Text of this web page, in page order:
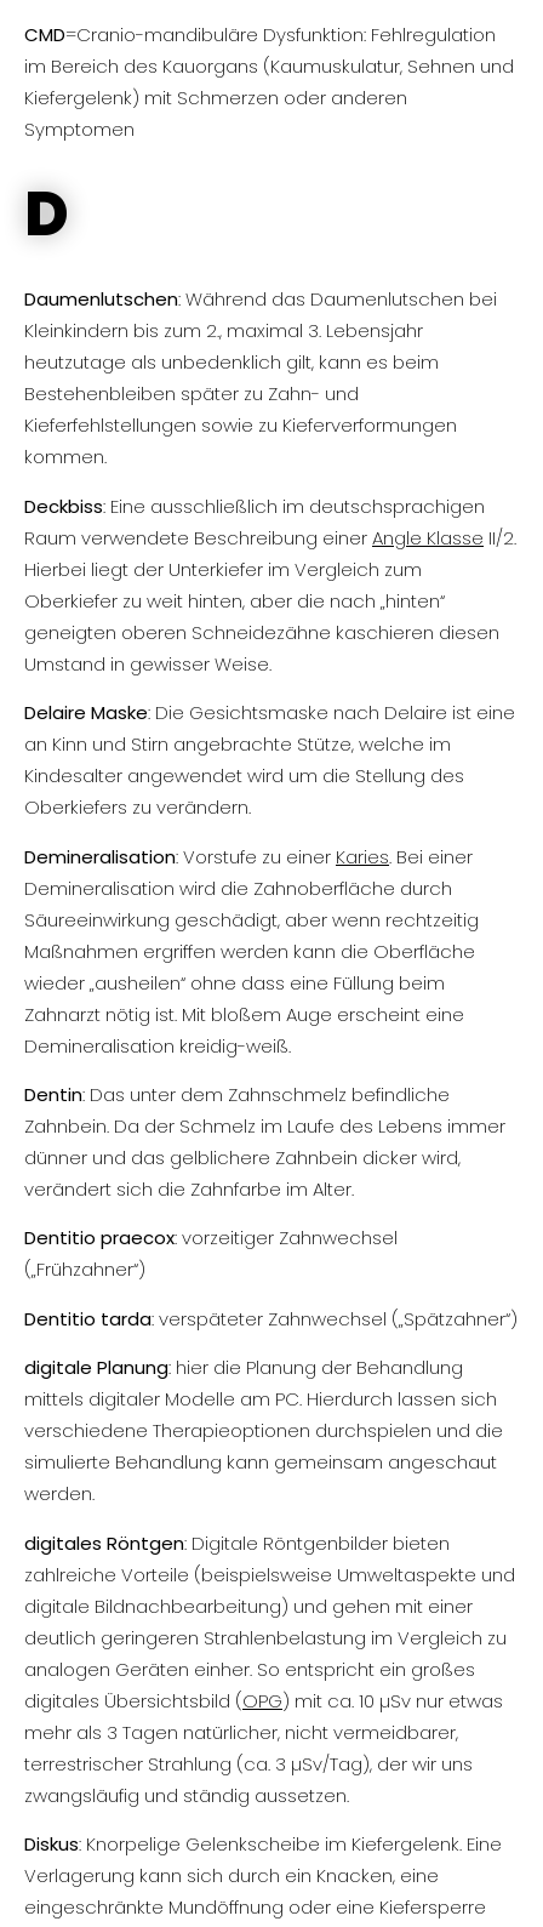
CMD=Cranio-mandibuläre Dysfunktion: Fehlregulation
im Bereich des Kauorgans (Kaumuskulatur, Sehnen und
Kiefergelenk) mit Schmerzen oder anderen
Symptomen
D
Daumenlutschen: Während das Daumenlutschen bei
Kleinkindern bis zum 2., maximal 3. Lebensjahr
heutzutage als unbedenklich gilt, kann es beim
Bestehenbleiben später zu Zahn- und
Kieferfehlstellungen sowie zu Kieferverformungen
kommen.
Deckbiss: Eine ausschließlich im deutschsprachigen
Raum verwendete Beschreibung einerAngle Klasse II/2.
Hierbei liegt der Unterkiefer im Vergleich zum
Oberkiefer zu weit hinten, aber die nach „hinten“
geneigten oberen Schneidezähne kaschieren diesen
Umstand in gewisser Weise.
Delaire Maske: Die Gesichtsmaske nach Delaire ist eine
an Kinn und Stirn angebrachte Stütze, welche im
Kindesalter angewendet wird um die Stellung des
Oberkiefers zu verändern.
Demineralisation: Vorstufe zu einer Karies. Bei einer
Demineralisation wird die Zahnoberfläche durch
Säureeinwirkung geschädigt, aber wenn rechtzeitig
Maßnahmen ergriffen werden kann die Oberfläche
wieder „ausheilen“ ohne dass eine Füllung beim
Zahnarzt nötig ist. Mit bloßem Auge erscheint eine
Demineralisation kreidig-weiß.
Dentin: Das unter dem Zahnschmelz befindliche
Zahnbein. Da der Schmelz im Laufe des Lebens immer
dünner und das gelblichere Zahnbein dicker wird,
verändert sich die Zahnfarbe im Alter.
Dentitio praecox: vorzeitiger Zahnwechsel
(„Frühzahner“)
Dentitio tarda: verspäteter Zahnwechsel („Spätzahner“)
digitale Planung: hier die Planung der Behandlung
mittels digitaler Modelle am PC. Hierdurch lassen sich
verschiedene Therapieoptionen durchspielen und die
simulierte Behandlung kann gemeinsam angeschaut
werden.
digitales Röntgen: Digitale Röntgenbilder bieten
zahlreiche Vorteile (beispielsweise Umweltaspekte und
digitale Bildnachbearbeitung) und gehen mit einer
deutlich geringeren Strahlenbelastung im Vergleich zu
analogen Geräten einher. So entspricht ein großes
digitales Übersichtsbild (OPG) mit ca. 10 µSv nur etwas
mehr als 3 Tagen natürlicher, nicht vermeidbarer,
terrestrischer Strahlung (ca. 3 µSv/Tag), der wir uns
zwangsläufig und ständig aussetzen.
Diskus: Knorpelige Gelenkscheibe im Kiefergelenk. Eine
Verlagerung kann sich durch ein Knacken, eine
eingeschränkte Mundöffnung oder eine Kiefersperre